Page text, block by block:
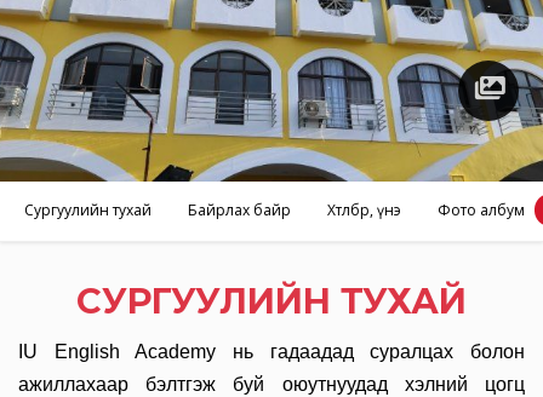
Фото
албум
Сургуулийн тухай Байрлах байр Хөтөлбөр, үнэ Фото албум
СУРГУУЛИЙН ТУХАЙ
IU English Academy нь гадаадад суралцах болон
ажиллахаар бэлтгэж буй оюутнуудад хэлний цогц